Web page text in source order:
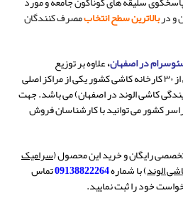
و دربالاترین سطح انتخابمصرف کنندگان
در اصفهان،علاوه بر توزیع
محصولات کاشی و سرامیک بیش از ۳۰ کارخانه کاشی کشور یکی از مراکز اصلی
کاشی الوند در اصفهان) می باشد. جهت
کشور می توانید با کارشناسان فروش
رایگان و خرید این محصول (سرامیک
الوند) با شماره09138822264تماس
خود را ثبت نمایید.